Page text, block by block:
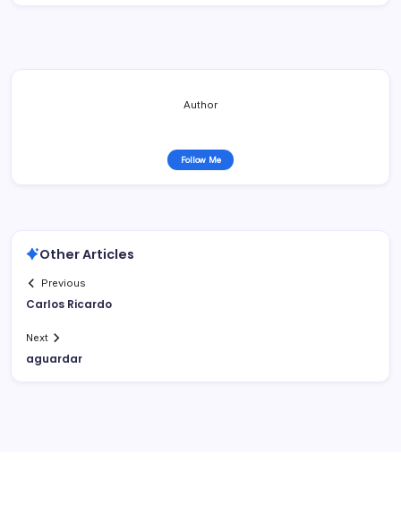
Author
Follow Me
Other Articles
Previous
Carlos Ricardo
Next
aguardar